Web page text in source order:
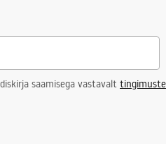
saamisega vastavalt